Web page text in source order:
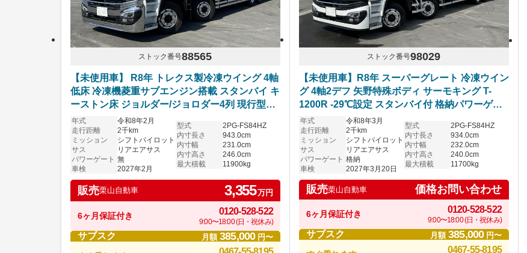
ストック番号88565
【未使用車】 R8年 トレクス製冷凍ウイング 4軸
低床 冷凍機菱重サブエンジン搭載 スタンバイ キ
ーストン床 ジョルダー/ジョロダー4列 現行型ス
ーパーグレート ハイルーフ リアエアサス アルミ
ホイール シフトパイロット 6R20エンジン 車検
付き
年式
令和8年2月
走行距離
2千km
ミッション
シフトパイロット
サス
リアエアサス
パワーゲート 無
車検
2027年2月
型式
2PG-FS84HZ
内寸長さ
943.0cm
内寸幅
231.0cm
内寸高さ
246.0cm
最大積載
11900kg
販売栗山自動車 3,355万円
6ヶ月保証付き 0120-528-522
9:00〜18:00 (日・祝休み)
サブスク 月額385,000円〜
ストック番号98029
【未使用車】R8年 スーパーグレート 冷凍ウイン
グ 4軸2デフ 矢野特殊ボディ サーモキング T-
1200R -29℃設定 スタンバイ付 格納パワーゲー
ト リアエアサス キーストン床 ジョルダー/ジョ
ロダー4列 シフトパイロット 車検付
年式
令和8年3月
走行距離
2千km
ミッション
シフトパイロット
サス
リアエアサス
パワーゲート 格納
車検
2027年3月20日
型式
2PG-FS84HZ
内寸長さ
934.0cm
内寸幅
232.0cm
内寸高さ
240.0cm
最大積載
11700kg
販売栗山自動車 価格お問い合わせ
6ヶ月保証付き 0120-528-522
9:00〜18:00 (日・祝休み)
サブスク 月額385,000円〜
0467-55-8195